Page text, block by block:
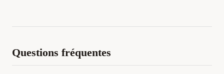
Questions fréquentes